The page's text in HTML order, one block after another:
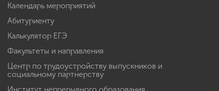
Календарь мероприятий
Абитуриенту
Калькулятор ЕГЭ
Факультеты и направления
Центр по трудоустройству выпускников и
социальному партнерству